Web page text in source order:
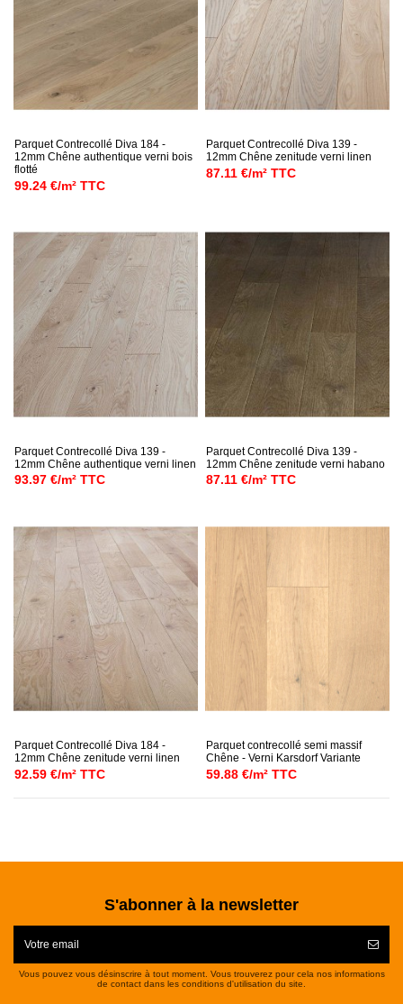
Parquet Contrecollé Diva 184 -
12mm Chêne authentique verni bois
flotté
99.24 €/m² TTC
Parquet Contrecollé Diva 139 -
12mm Chêne zenitude verni linen
87.11 €/m² TTC
Parquet Contrecollé Diva 139 -
12mm Chêne authentique verni linen
93.97 €/m² TTC
Parquet Contrecollé Diva 139 -
12mm Chêne zenitude verni habano
87.11 €/m² TTC
Parquet Contrecollé Diva 184 -
12mm Chêne zenitude verni linen
92.59 €/m² TTC
Parquet contrecollé semi massif
Chêne - Verni Karsdorf Variante
59.88 €/m² TTC
S'abonner à la newsletter
Vous pouvez vous désinscrire à tout moment. Vous trouverez pour cela nos informations
de contact dans les conditions d'utilisation du site.